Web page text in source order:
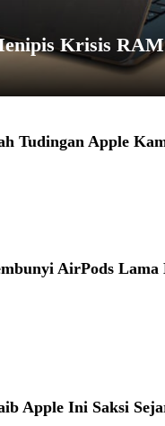
Krisis RAM
Tudingan Apple
AirPods
Apple Ini Saksi